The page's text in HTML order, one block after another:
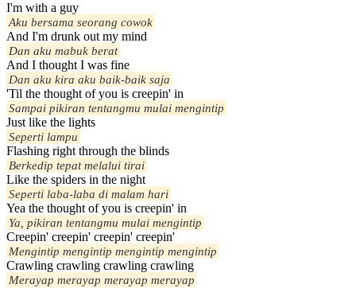
I'm with a guy
Aku bersama seorang cowok
And I'm drunk out my mind
Dan aku mabuk berat
And I thought I was fine
Dan aku kira aku baik-baik saja
'Til the thought of you is creepin' in
Sampai pikiran tentangmu mulai mengintip
Just like the lights
Seperti lampu
Flashing right through the blinds
Berkedip tepat melalui tirai
Like the spiders in the night
Seperti laba-laba di malam hari
Yea the thought of you is creepin' in
Ya, pikiran tentangmu mulai mengintip
Creepin' creepin' creepin' creepin'
Mengintip mengintip mengintip mengintip
Crawling crawling crawling crawling
Merayap merayap merayap merayap